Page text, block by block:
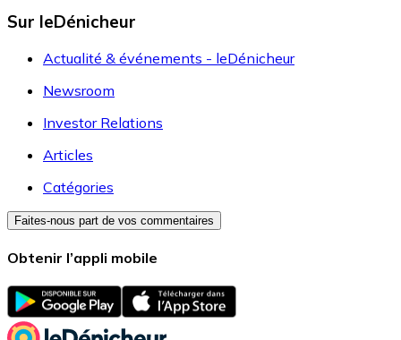
Sur leDénicheur
Actualité & événements - leDénicheur
Newsroom
Investor Relations
Articles
Catégories
Faites-nous part de vos commentaires
Obtenir l’appli mobile